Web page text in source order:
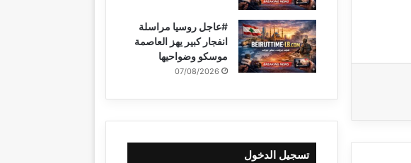
#عاجل روسيا مراسلة
انفجار كبير يهز العاصمة
موسكو وضواحيها
07/08/2026
تسجيل الدخول